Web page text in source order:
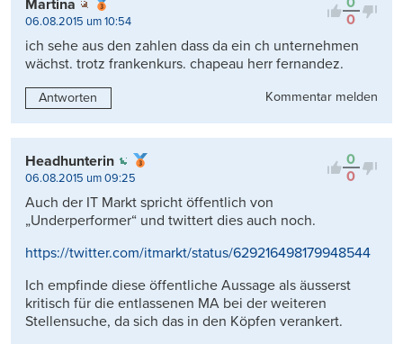
0
Martina
06.08.2015 um 10:54
ich sehe aus den zahlen dass da ein ch unternehmen
wächst. trotz frankenkurs. chapeau herr fernandez.
Antworten Kommentar melden
0
0
Headhunterin
06.08.2015 um 09:25
Auch der IT Markt spricht öffentlich von
„Underperformer“ und twittert dies auch noch.
https://twitter.com/itmarkt/status/629216498179948544
Ich empfinde diese öffentliche Aussage als äusserst
kritisch für die entlassenen MA bei der weiteren
Stellensuche, da sich das in den Köpfen verankert.